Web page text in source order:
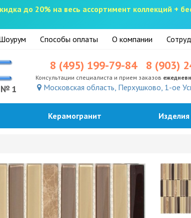
до 20% на весь ассортимент коллекций +
Способы оплаты О компании
8 (495) 199-79-84 8 (903)
Консультации специалиста и прием заказов
Московская область, Перхушково, 1-ое
Керамогранит Изделия